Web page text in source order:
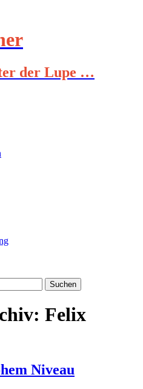
der Lupe …
Felix
Niveau